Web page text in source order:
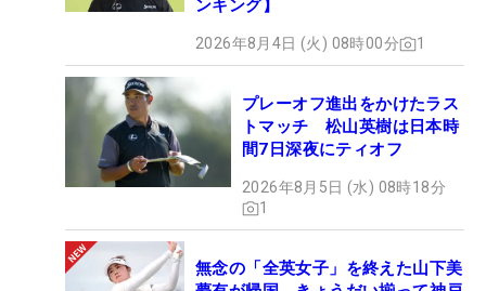
ンキング】
2026年8月4日 (火) 08時00分 1
プレーオフ進出をかけたラス
トマッチ 松山英樹は日本時
間7日深夜にティオフ
2026年8月5日 (水) 08時18分
1
無念の「全英女子」を終えた山下美